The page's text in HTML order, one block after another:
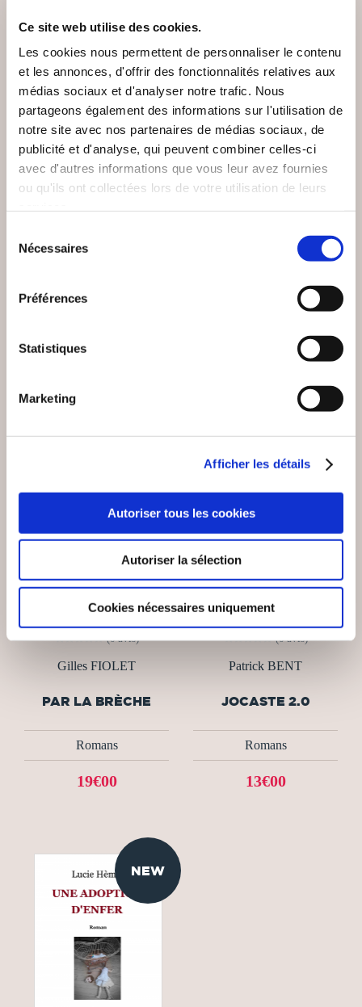
Ce site web utilise des cookies.
Les cookies nous permettent de personnaliser le contenu
et les annonces, d'offrir des fonctionnalités relatives aux
médias sociaux et d'analyser notre trafic. Nous
partageons également des informations sur l'utilisation de
notre site avec nos partenaires de médias sociaux, de
publicité et d'analyse, qui peuvent combiner celles-ci
avec d'autres informations que vous leur avez fournies
ou qu'ils ont collectées lors de votre utilisation de leurs
Nécessaires
Préférences
Statistiques
Marketing
Afficher les détails
Autoriser tous les cookies
Autoriser la sélection
Cookies nécessaires uniquement
18€00
Adrien DECAESTECKER
(0 avis)
Gilles FIOLET
PAR LA BRÈCHE
Romans
19€00
NEW
(0 avis)
Patrick BENT
JOCASTE 2.0
Romans
13€00
NEW